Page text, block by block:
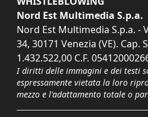
Nord Est Multimedia S.p.a.
Nord Est Multimedia S.p.a. -
34, 30171 Venezia (VE). Cap.
1.432.522,00 C.F.
I diritti delle immagini e dei testi
espressamente vietata la loro
mezzo e l'adattamento totale o